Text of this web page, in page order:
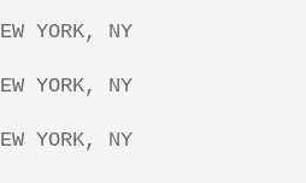
YORK, NY
YORK, NY
YORK, NY